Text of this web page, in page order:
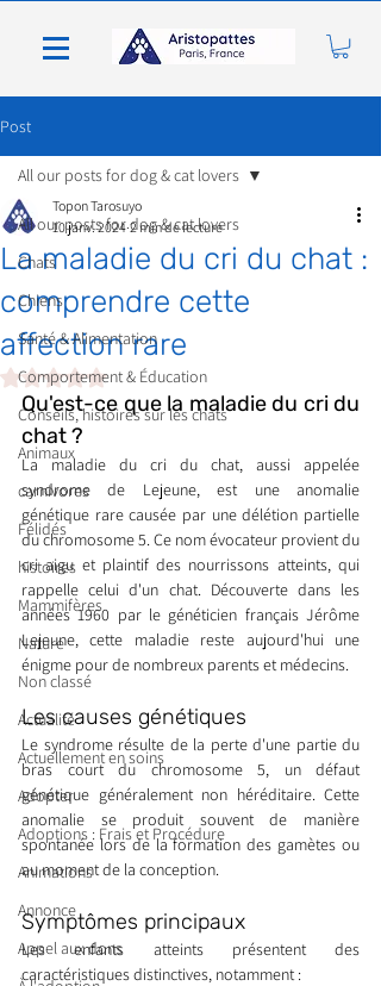
Post
All our posts for dog & cat lovers
Chats
Chiens
Santé & Alimentation
Comportement & Éducation
Conseils, histoires sur les chats
Animaux
carnivores
Félidés
histoires
Mammifères
Nature
Non classé
Actualité
Actuellement en soins
Adopter
Adoptions : Frais et Procédure
Animations
Annonce
Appel aux dons
All our posts for dog & cat lovers
La maladie du cri du chat :
comprendre cette
affection rare
Topon Tarosuyo
10 janv. 2024 2 min de lecture
Noté NaN étoiles sur 5.
Qu'est-ce que la maladie du cri du
chat ?
La maladie du cri du chat, aussi appelée
syndrome de Lejeune, est une anomalie
génétique rare causée par une délétion partielle
du chromosome 5. Ce nom évocateur provient du
cri aigu et plaintif des nourrissons atteints, qui
rappelle celui d'un chat. Découverte dans les
années 1960 par le généticien français Jérôme
Lejeune, cette maladie reste aujourd'hui une
énigme pour de nombreux parents et médecins.
Les causes génétiques
Le syndrome résulte de la perte d'une partie du
bras court du chromosome 5, un défaut
génétique généralement non héréditaire. Cette
anomalie se produit souvent de manière
spontanée lors de la formation des gamètes ou
au moment de la conception.
Symptômes principaux
Les enfants atteints présentent des
caractéristiques distinctives, notamment :